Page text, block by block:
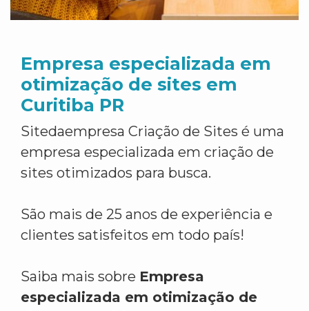
Empresa especializada em
otimização de sites em
Curitiba PR
Sitedaempresa Criação de Sites é uma
empresa especializada em criação de
sites otimizados para busca.
São mais de 25 anos de experiência e
clientes satisfeitos em todo país!
Saiba mais sobre Empresa
especializada em otimização de